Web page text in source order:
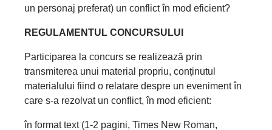
un personaj preferat) un conflict în mod eficient?
REGULAMENTUL CONCURSULUI
Participarea la concurs se realizează prin
transmiterea unui material propriu, conținutul
materialului fiind o relatare despre un eveniment în
care s-a rezolvat un conflict, în mod eficient:
în format text (1-2 pagini, Times New Roman,